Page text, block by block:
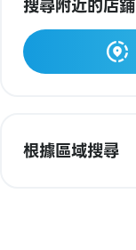
搜尋附近的店鋪
根據區域搜尋